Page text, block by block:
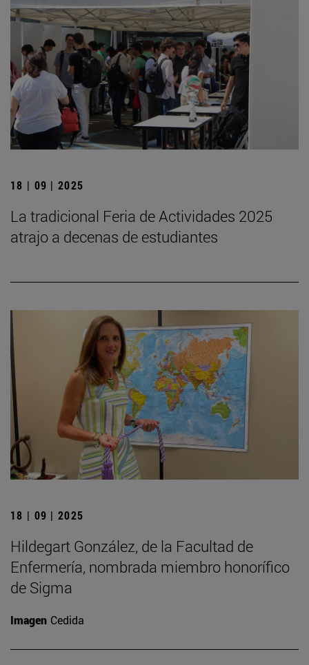
18 | 09 | 2025
La tradicional Feria de Actividades 2025
atrajo a decenas de estudiantes
18 | 09 | 2025
Hildegart González, de la Facultad de
Enfermería, nombrada miembro honorífico
de Sigma
Imagen Cedida